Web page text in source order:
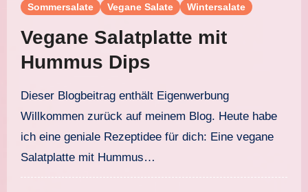
Sommersalate
Vegane Salate Wintersalate
Vegane Salatplatte mit
Hummus Dips
Dieser Blogbeitrag enthält Eigenwerbung
Willkommen zurück auf meinem Blog. Heute habe
ich eine geniale Rezeptidee für dich: Eine vegane
Salatplatte mit Hummus…